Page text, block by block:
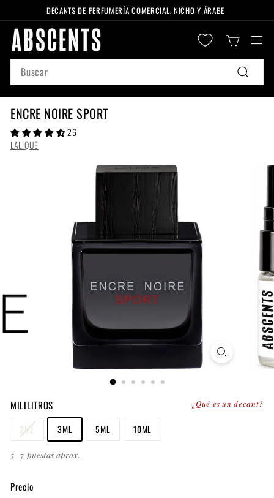
directamente
contenido
diapositivas
DECANTS DE PERFUMERÍA COMERCIAL, NICHO Y ÁRABE
A
B
S
C
E
N
T
S
Search
Buscar
ENCRE NOIRE SPORT
26
LALIQUE
MILILITROS ¿Qué es un decant?
2ML 3ML 5ML 10ML
5–7 puestas aprox.
Precio